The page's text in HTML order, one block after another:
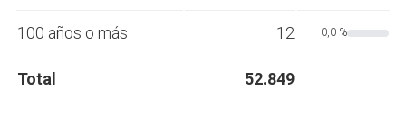
100 años o más 12 0,0 %
Total 52.849